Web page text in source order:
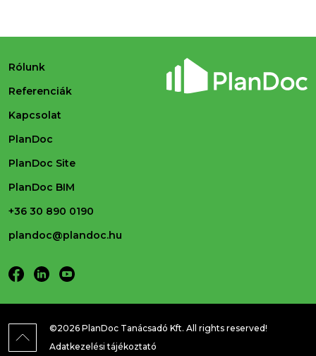
Rólunk
Referenciák
Kapcsolat
PlanDoc
PlanDoc Site
PlanDoc BIM
+36 30 890 0190
plandoc@plandoc.hu
©2026 PlanDoc Tanácsadó Kft. All rights reserved!
Adatkezelési tájékoztató